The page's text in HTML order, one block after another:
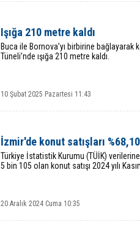
Işığa 210 metre kaldı
Buca ile Bornova’yı birbirine
Tüneli’nde ışığa 210 metre kaldı.
10 Şubat 2025 Pazartesi 11:43
İzmir'de konut satışları
Türkiye İstatistik Kurumu (TÜİK) verilerine
5 bin 105 olan konut satışı 2024 yılı
20 Aralık 2024 Cuma 10:35